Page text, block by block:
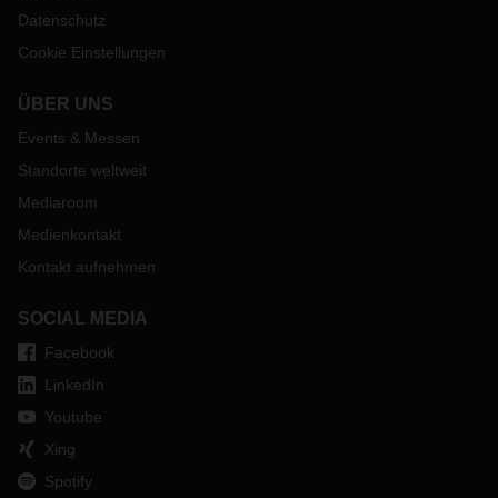
Datenschutz
Cookie Einstellungen
ÜBER UNS
Events & Messen
Standorte weltweit
Mediaroom
Medienkontakt
Kontakt aufnehmen
SOCIAL MEDIA
Facebook
LinkedIn
Youtube
Xing
Spotify